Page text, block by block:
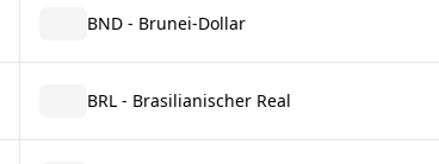
BND - Brunei-Dollar
BRL - Brasilianischer Real